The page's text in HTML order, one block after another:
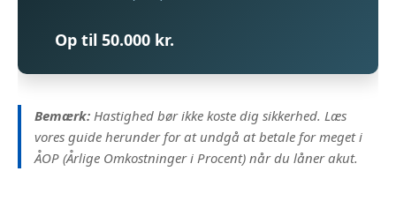
Op til 50.000 kr.
Bemærk: Hastighed bør ikke koste dig sikkerhed. Læs
vores guide herunder for at undgå at betale for meget i
ÅOP (Årlige Omkostninger i Procent) når du låner akut.